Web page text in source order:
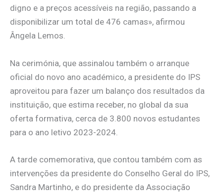
digno e a preços acessíveis na região, passando a
disponibilizar um total de 476 camas», afirmou
Ângela Lemos.
Na cerimónia, que assinalou também o arranque
oficial do novo ano académico, a presidente do IPS
aproveitou para fazer um balanço dos resultados da
instituição, que estima receber, no global da sua
oferta formativa, cerca de 3.800 novos estudantes
para o ano letivo 2023-2024.
A tarde comemorativa, que contou também com as
intervenções da presidente do Conselho Geral do IPS,
Sandra Martinho, e do presidente da Associação